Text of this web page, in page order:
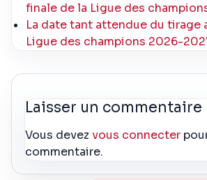
finale de la Ligue des
La date tant attendue du tirage
Ligue des champions 2026-
Laisser un commentaire
Vous devezvous connecter
commentaire.